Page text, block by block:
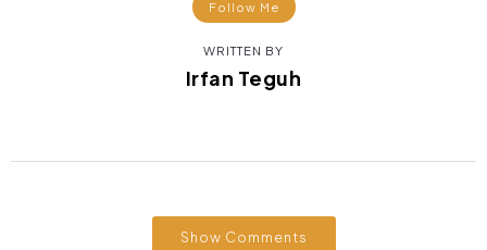
Follow Me
WRITTEN BY
Irfan Teguh
Show Comments